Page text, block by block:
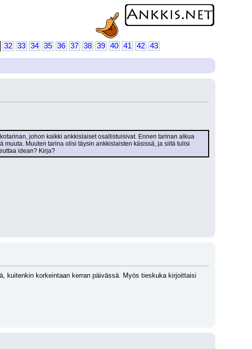
32 33 34 35 36 37 38 39 40 41 42 43
johon kaikki ankkislaiset osallistuisivat. Ennen tarinan alkua
Muuten tarina olisi täysin ankkislaisten käsissä, ja siitä tulisi
idean? Kirja?
kuitenkin korkeintaan kerran päivässä. Myös tieskuka kirjoittaisi